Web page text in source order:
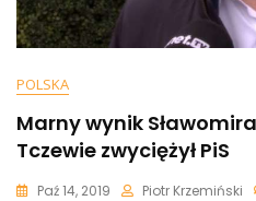
POLSKA
Marny wynik
Tczewie zwyciężył PiS
Paź 14, 2019 Piotr Krzemiński